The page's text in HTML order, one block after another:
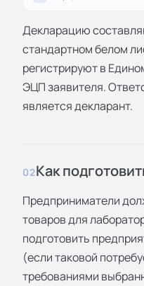
Декларацию
стандартном белом
регистрируют в
ЭЦП заявителя.
является декларант.
02Как
Предприниматели
товаров для
подготовить
(если таковой
требованиями